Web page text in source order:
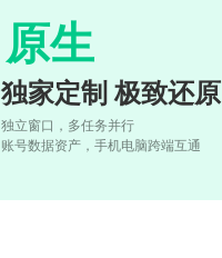
原生
独家定制 极致还原
独立窗口，多任务并行
账号数据资产，手机电脑跨端互通